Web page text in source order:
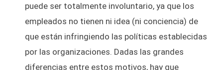
puede ser totalmente involuntario, ya que los
empleados no tienen ni idea (ni conciencia) de
que están infringiendo las políticas establecidas
por las organizaciones. Dadas las grandes
diferencias entre estos motivos, hay que